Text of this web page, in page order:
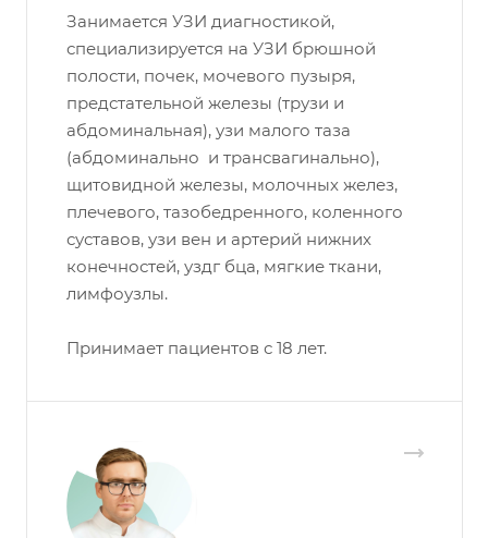
Занимается УЗИ диагностикой,
специализируется на УЗИ брюшной
полости, почек, мочевого пузыря,
предстательной железы (трузи и
абдоминальная), узи малого таза
(абдоминально и трансвагинально),
щитовидной железы, молочных желез,
плечевого, тазобедренного, коленного
суставов, узи вен и артерий нижних
конечностей, уздг бца, мягкие ткани,
лимфоузлы.
Принимает пациентов с 18 лет.